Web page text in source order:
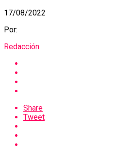
17/08/2022
Por:
Redacción
Share
Tweet